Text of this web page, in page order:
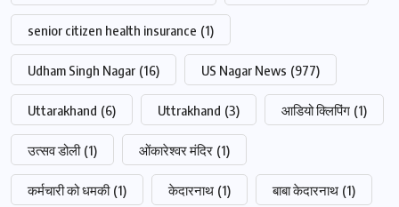
senior citizen health insurance (1)
Udham Singh Nagar (16) US Nagar News (977)
Uttarakhand (6) Uttrakhand (3) आडियो क्लिपिंग (1)
उत्सव डोली (1) ओंकारेश्वर मंदिर (1)
कर्मचारी को धमकी (1) केदारनाथ (1) बाबा केदारनाथ (1)